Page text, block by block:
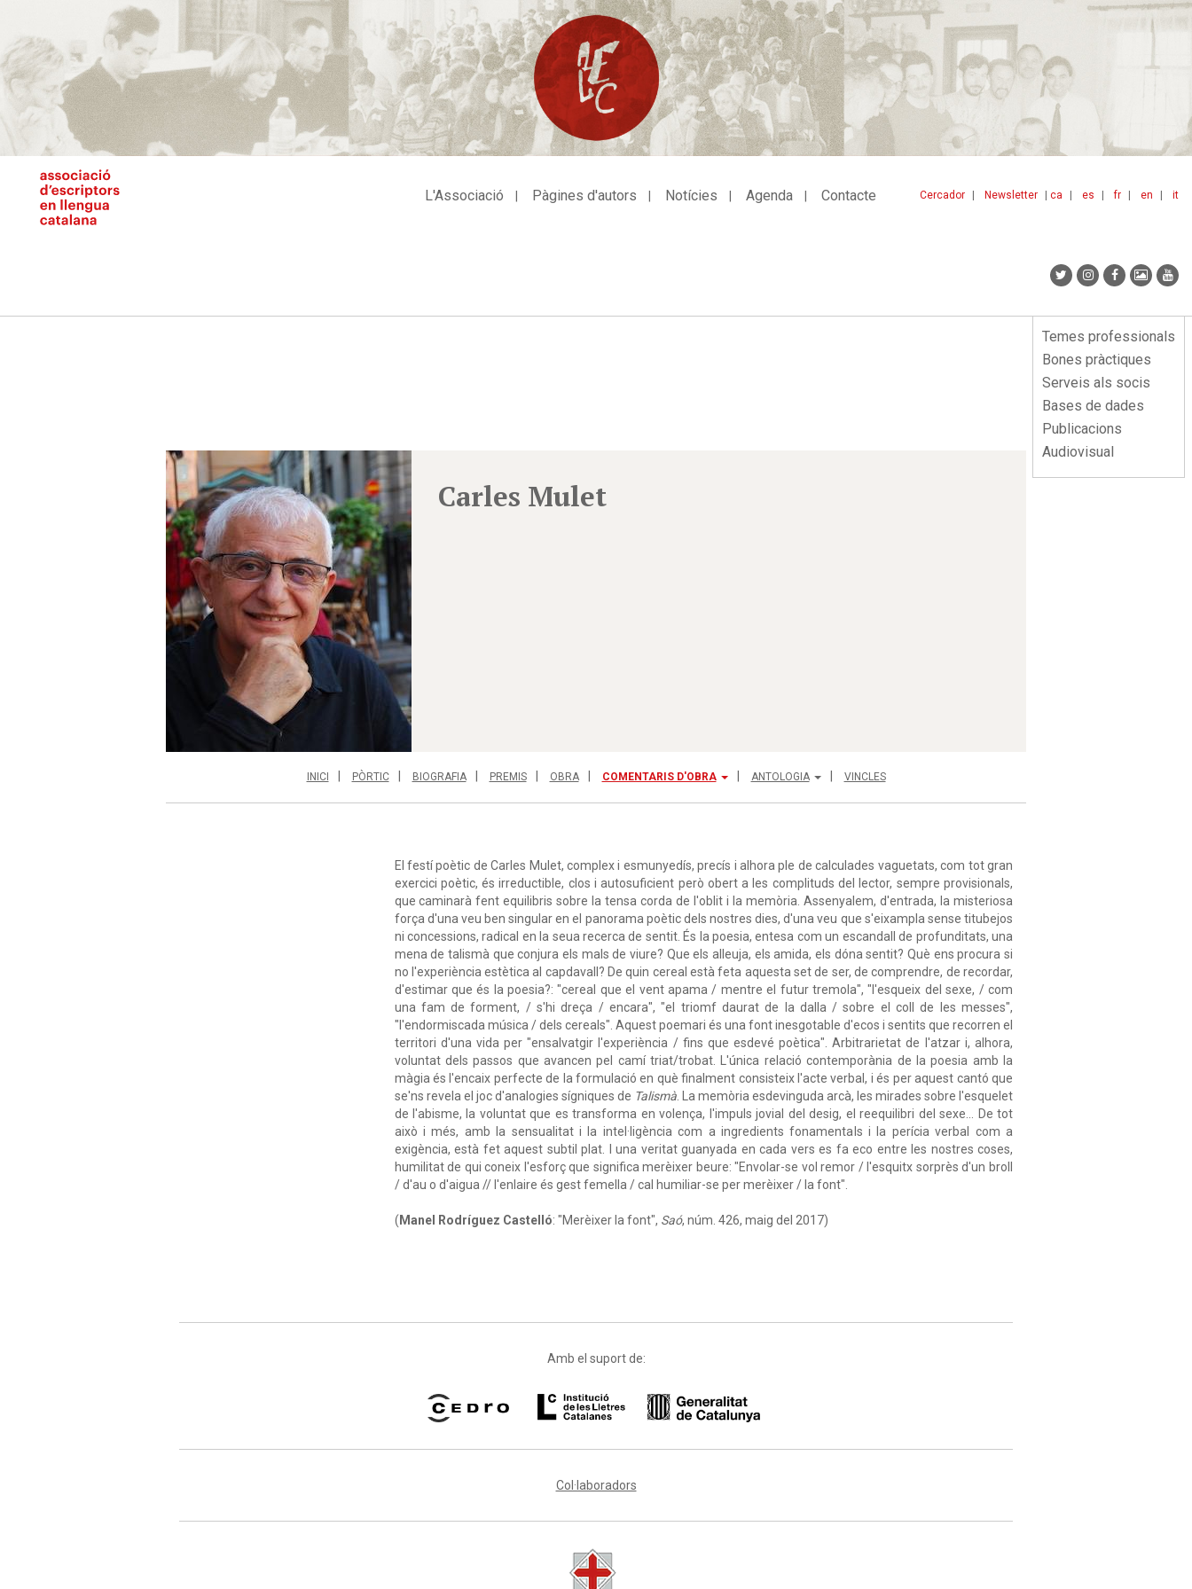
contingut
ca es fr en it
Cercador Newsletter
L'Associació Pàgines d'autors Notícies Agenda Contacte
Menu
lateral
Temes professionals
Bones pràctiques
Serveis als socis
Bases de dades
Publicacions
Audiovisual
Carles Mulet
INICI PÒRTIC BIOGRAFIA PREMIS OBRA COMENTARIS D'OBRA ANTOLOGIA VINCLES
El festí poètic de Carles Mulet, complex i esmunyedís, precís i alhora ple de calculades vaguetats, com tot gran
exercici poètic, és irreductible, clos i autosuficient però obert a les complituds del lector, sempre provisionals,
que caminarà fent equilibris sobre la tensa corda de l'oblit i la memòria. Assenyalem, d'entrada, la misteriosa
força d'una veu ben singular en el panorama poètic dels nostres dies, d'una veu que s'eixampla sense titubejos
ni concessions, radical en la seua recerca de sentit. És la poesia, entesa com un escandall de profunditats, una
mena de talismà que conjura els mals de viure? Que els alleuja, els amida, els dóna sentit? Què ens procura si
no l'experiència estètica al capdavall? De quin cereal està feta aquesta set de ser, de comprendre, de recordar,
d'estimar que és la poesia?: "cereal que el vent apama / mentre el futur tremola", "l'esqueix del sexe, / com
una fam de forment, / s'hi dreça / encara", "el triomf daurat de la dalla / sobre el coll de les messes",
"l'endormiscada música / dels cereals". Aquest poemari és una font inesgotable d'ecos i sentits que recorren el
territori d'una vida per "ensalvatgir l'experiència / fins que esdevé poètica". Arbitrarietat de l'atzar i, alhora,
voluntat dels passos que avancen pel camí triat/trobat. L'única relació contemporània de la poesia amb la
màgia és l'encaix perfecte de la formulació en què finalment consisteix l'acte verbal, i és per aquest cantó que
se'ns revela el joc d'analogies sígniques de Talismà. La memòria esdevinguda arcà, les mirades sobre l'esquelet
de l'abisme, la voluntat que es transforma en volença, l'impuls jovial del desig, el reequilibri del sexe... De tot
això i més, amb la sensualitat i la intel·ligència com a ingredients fonamentals i la perícia verbal com a
exigència, està fet aquest subtil plat. I una veritat guanyada en cada vers es fa eco entre les nostres coses,
humilitat de qui coneix l'esforç que significa merèixer beure: "Envolar-se vol remor / l'esquitx sorprès d'un broll
/ d'au o d'aigua // l'enlaire és gest femella / cal humiliar-se per merèixer / la font".
( Manel Rodríguez Castelló: "Merèixer la font", Saó, núm. 426, maig del 2017)
Amb el suport de:
Col·laboradors